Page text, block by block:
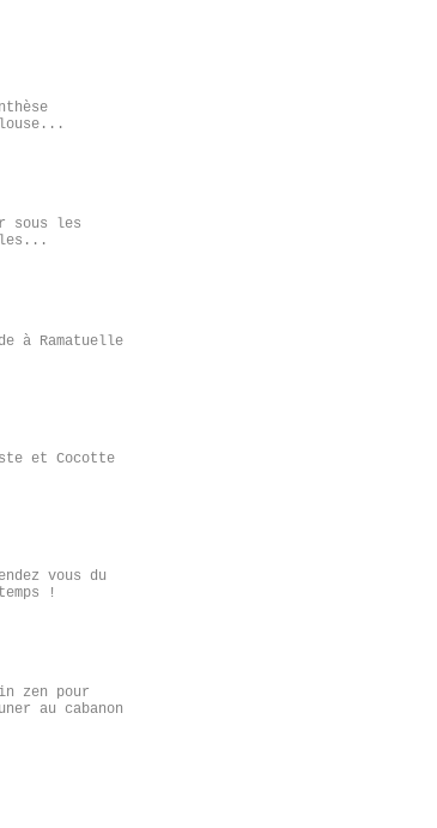
sous les
à Ramatuelle
et Cocotte
vous du
!
zen pour
au cabanon